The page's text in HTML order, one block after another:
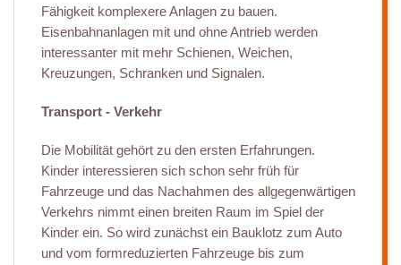
Fähigkeit komplexere Anlagen zu bauen.
Eisenbahnanlagen mit und ohne Antrieb werden
interessanter mit mehr Schienen, Weichen,
Kreuzungen, Schranken und Signalen.
Transport - Verkehr
Die Mobilität gehört zu den ersten Erfahrungen.
Kinder interessieren sich schon sehr früh für
Fahrzeuge und das Nachahmen des allgegenwärtigen
Verkehrs nimmt einen breiten Raum im Spiel der
Kinder ein. So wird zunächst ein Bauklotz zum Auto
und vom formreduzierten Fahrzeuge bis zum